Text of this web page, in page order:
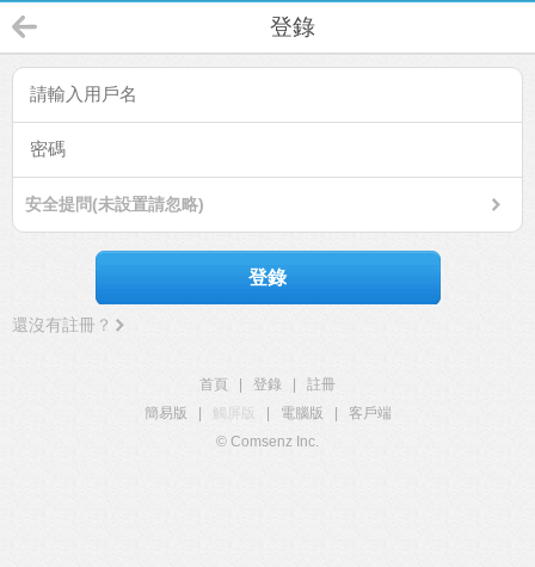
登錄
安全提問(未設置請忽略)
登錄
還沒有註冊？
首頁 登錄
註冊
簡易版
觸屏版 電腦版
客戶端
© Comsenz Inc.